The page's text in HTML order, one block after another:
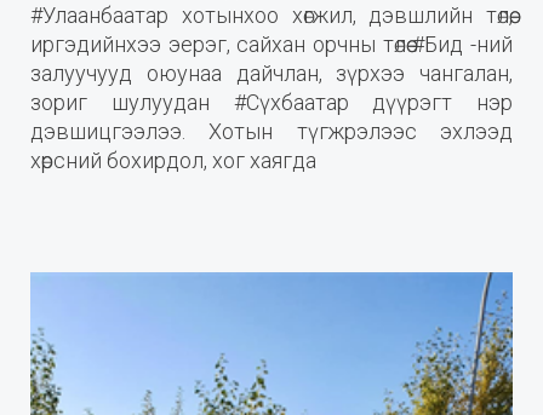
#Улаанбаатар хотынхоо хөгжил, дэвшлийн төлөө,
иргэдийнхээ эерэг, сайхан орчны төлөө #Бид -ний
залуучууд оюунаа дайчлан, зүрхээ чангалан,
зориг шулуудан #Сүхбаатар дүүрэгт нэр
дэвшицгээлээ. Хотын түгжрэлээс эхлээд
хөрсний бохирдол, хог хаягда